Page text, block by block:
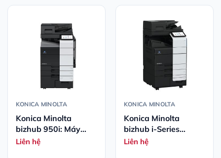
KONICA MINOLTA
Konica Minolta
bizhub 950i: Máy
Photocopy Đa Chức
Liên hệ
KONICA MINOLTA
Konica Minolta
bizhub i-Series
651i/551i/451i – Máy
Liên hệ